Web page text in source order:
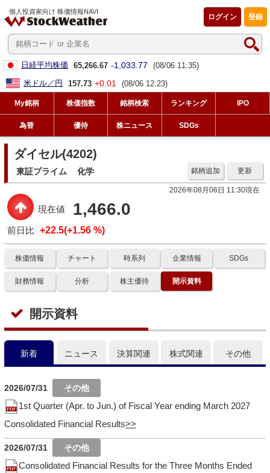
個人投資家向け 株価情報NAVI
登録
ログイン
日経平均株価 65,266.67 -1,033.77
(08/06 11:35)
米ドル／円
157.73 +0.01 (08/06 12:23)
My銘柄 株価指数 銘柄検索 ランキング IPO
為替 優待 株ニュース SDGs
ダイセル(4202)
東証プライム 化学 更新
銘柄追加
2026年08月06日 11:30現在
現在値 1,466.0
前日比 +22.5(+1.56 %)
株価情報 チャート 時系列 企業情報 SDGs
財務情報 分析 株主優待 開示資料
開示資料
新着 ニュース 決算関連 株式関連 その他
2026/07/31
1st Quarter (Apr. to Jun.) of Fiscal Year ending March 2027
Consolidated Financial Results
2026/07/31
Consolidated Financial Results for the Three Months Ended